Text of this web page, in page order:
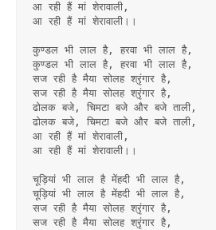
आ रही हैं मां शेरावाली,
आ रही हैं मां शेरावाली।।
कुण्डल भी लाल है, हरवा भी लाल है,
कुण्डल भी लाल है, हरवा भी लाल है,
सज रही है मैया सोलह श्रृंगार है,
सज रही है मैया सोलह श्रृंगार है,
ढोलक बजे, चिमटा बजे और बजे ताली,
ढोलक बजे, चिमटा बजे और बजे ताली,
आ रही हैं मां शेरावाली,
आ रही हैं मां शेरावाली।।
चूड़ियां भी लाल है मेंहदी भी लाल है,
चूड़ियां भी लाल है मेंहदी भी लाल है,
सज रही है मैया सोलह श्रृंगार है,
सज रही है मैया सोलह श्रृंगार है,